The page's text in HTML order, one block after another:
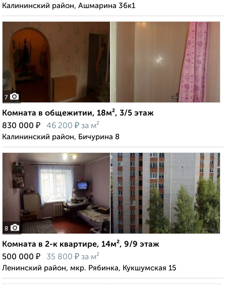
Калининский район, Ашмарина 36к1
7
Комната в общежитии, 18м², 3/5 этаж
830 000 ₽ 46 200 ₽ за м²
Калининский район, Бичурина 8
8
Комната в 2-к квартире, 14м², 9/9 этаж
500 000 ₽ 35 800 ₽ за м²
Ленинский район, мкр. Рябинка, Кукшумская 15